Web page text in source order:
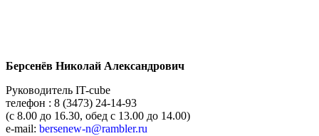
Берсенёв Николай Александрович
Руководитель IT-cube
телефон : 8 (3473) 24-14-93
(с 8.00 до 16.30, обед с 13.00 до 14.00)
e-mail: bersenew-n@rambler.ru